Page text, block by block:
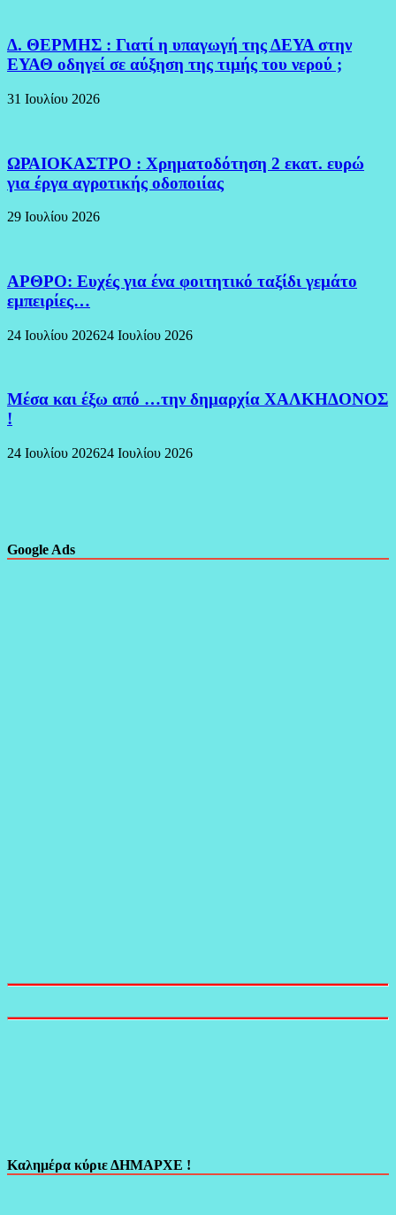
Δ. ΘΕΡΜΗΣ : Γιατί η υπαγωγή της ΔΕΥΑ στην
ΕΥΑΘ οδηγεί σε αύξηση της τιμής του νερού ;
31 Ιουλίου 2026
ΩΡΑΙΟΚΑΣΤΡΟ : Χρηματοδότηση 2 εκατ. ευρώ
για έργα αγροτικής οδοποιίας
29 Ιουλίου 2026
ΑΡΘΡΟ: Ευχές για ένα φοιτητικό ταξίδι γεμάτο
εμπειρίες…
24 Ιουλίου 202624 Ιουλίου 2026
Μέσα και έξω από …την δημαρχία ΧΑΛΚΗΔΟΝΟΣ
!
24 Ιουλίου 202624 Ιουλίου 2026
Google Ads
Καλημέρα κύριε ΔΗΜΑΡΧΕ !